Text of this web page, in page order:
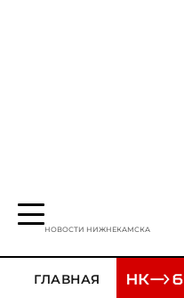
НОВОСТИ НИЖНЕКАМСКА
ГЛАВНАЯ